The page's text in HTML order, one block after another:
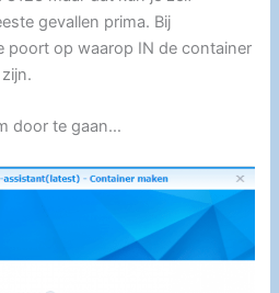
gevallen prima. Bij
poort op waarop IN de container
door te gaan…